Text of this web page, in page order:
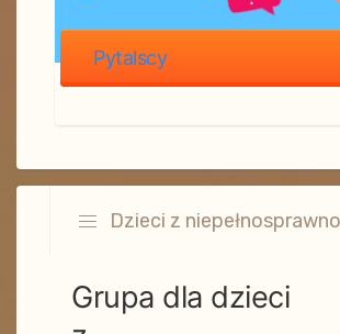
Pytalscy
Dzieci z
Grupa dla dzieci